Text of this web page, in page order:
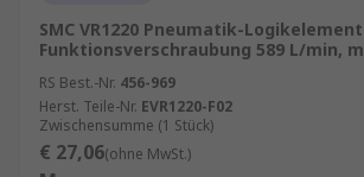
SMC VR1220 Pneumatik-
Funktionsverschraubung 589 L/min,
RS Best.-Nr. 456-969
Herst. Teile-Nr. EVR1220-F02
Zwischensumme (1 Stück)
€ 27,06(ohne MwSt.)